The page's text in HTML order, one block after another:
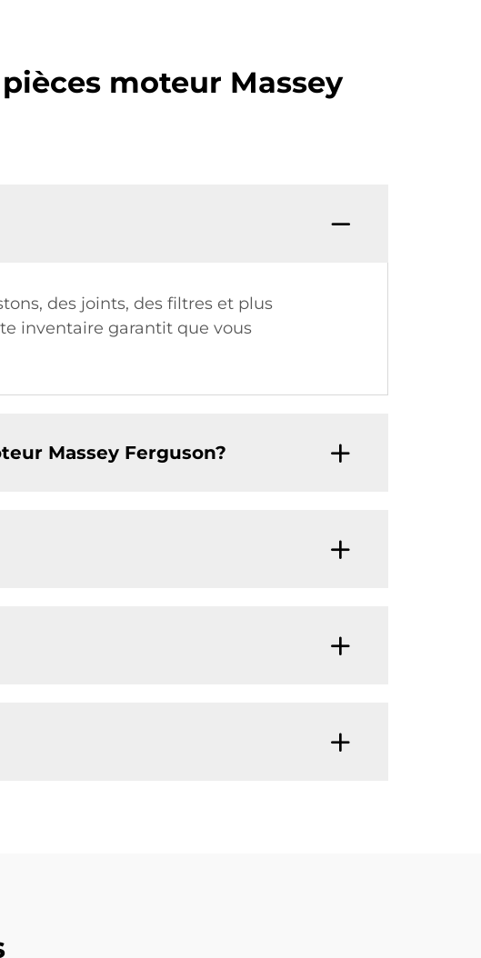
moteur Massey
des joints, des filtres et plus
inventaire garantit que vous
Massey Ferguson?